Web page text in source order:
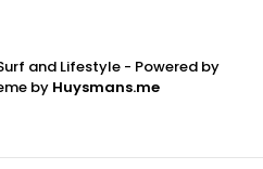
and Lifestyle - Powered by
by Huysmans.me